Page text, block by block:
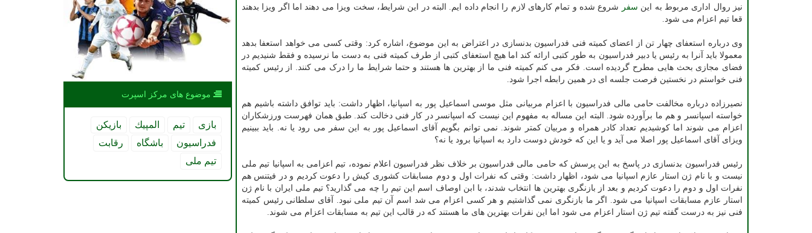
نیز روال اداری مربوط به این سفر
شروع شده و تمام کارهای لازم را انجام داده ایم. البته در این شرایط، سخت ویزا می دهند اما اگر ویزا بدهند
قعا تیم اعزام می شود.
وی درباره استعفای چهار تن از اعضای کمیته فنی فدراسیون بدنسازی در اعتراض به این موضوع، اشاره کرد: وقتی کسی می خواهد استعفا بدهد
معمولا باید آنرا به رئیس یا دبیر فدراسیون به طور کتبی ارائه کند اما هیچ استعفای کتبی از طرف کمیته فنی به دست ما نرسیده و فقط شنیدیم در
فضای مجازی بحث هایی مطرح گردیده است. فکر می کنم کمیته فنی ما از بهترین ها هستند و حتما شرایط ما را درک می کنند. از رئیس کمیته
فنی خواستم در نخستین فرصت جلسه ای در همین رابطه اجرا شود.
نصیرزاده درباره مخالفت حامی مالی فدراسیون با اعزام مربیانی مثل موسی اسماعیل پور به اسپانیا، اظهار داشت: باید توافق داشته باشیم هم
خواسته اسپانسر و هم ما برآورده شود. البته این مساله به مفهوم این نیست که اسپانسر در کار فنی دخالت کند. طبق همان فهرست ورزشکاران
اعزام می شوند اما کوشیدیم تعداد کادر همراه و مربیان کمتر شوند. نمی توانم بگویم آقای اسماعیل پور به این سفر می رود یا نه. باید ببینیم
ویزای آقای اسماعیل پور اصلا می آید و یا این که خودش دوست دارد به اسپانیا برود یا نه؟
رئیس فدراسیون بدنسازی در پاسخ به این پرسش که حامی مالی فدراسیون بر خلاف نظر فدراسیون اعلام نموده، تیم اعزامی به اسپانیا تیم ملی
نیست و با نام ژن استار عازم اسپانیا می شود، اظهار داشت: وقتی که نفرات اول و دوم مسابقات کشوری کیش را دعوت کردیم و در فیتنس هم
نفرات اول و دوم را دعوت کردیم و بعد از بازنگری بهترین ها انتخاب شدند، با ابن اوصاف اسم این تیم را چه می گذارید؟ تیم ملی ایران با نام ژن
استار عازم مسابقات اسپانیا می شود. اگر ما بازنگری نمی گذاشتیم و هر کسی اعزام می شد اسم آن تیم ملی نبود. آقای سلطانی رئیس کمیته
فنی نیز به درست گفته تیم ژن استار اعزام می شود اما این نفرات بهترین های ما هستند که در قالب این تیم به مسابقات اعزام می شوند.
موضوع های مركز اسپرت
بازی تیم المپیك
بازیكن
فدراسیون
باشگاه
رقابت
تیم ملی